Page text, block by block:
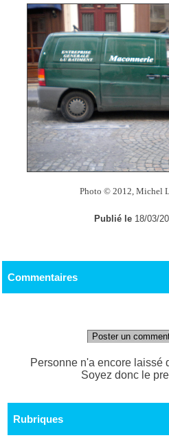
Photo © 2012, Michel
Publié le 18/03/
Commentaires
Poster un
Personne n'a encore laissé
Soyez donc le
Rubriques